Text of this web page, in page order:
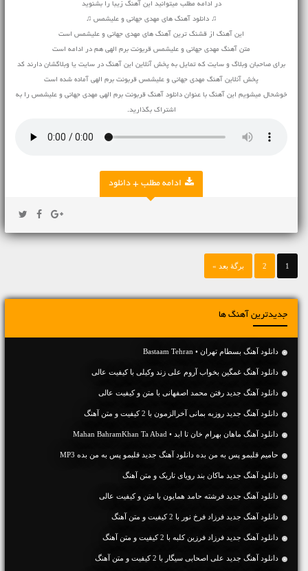
در ادامه مطلب میتوانید این آهنگ زیبا را بشنوید
♫ دانلود آهنگ های مهدی جهانی و علیشمس ♫
این آهنگ از قشنگ ترین آهنگ های مهدی جهانی و علیشمس است
متن آهنگ مهدی جهانی و علیشمس قربونت برم الهی هم در ادامه است
برای صاحبان وبلاگ و سایت که تمایل به پخش آنلاین این آهنگ در سایت یا وبلاگشان دارند کد
پخش آنلاین آهنگ مهدی جهانی و علیشمس قربونت برم الهی آماده شده است
خوشحال میشویم این آهنگ با عنوان دانلود آهنگ قربونت برم الهی مهدی جهانی و علیشمس را به
اشتراک بگذارید.
ادامه مطلب + دانلود
1
2 برگهٔ بعد »
جدیدترین آهنگ ها
دانلود آهنگ بسطام تهران • Bastaam Tehran
دانلود آهنگ غمگین بخواب آروم علی زند وکیلی با کیفیت عالی
دانلود آهنگ جديد رفتن محمد اصفهانی با متن و کیفیت عالی
دانلود آهنگ جديد روزبه بمانی آخرالزمون با 2 کیفیت و متن آهنگ
دانلود آهنگ ماهان بهرام خان تا ابد • Mahan BahramKhan Ta Abad
حامیم قلبمو پس به من بده دانلود آهنگ جدید قلبمو پس به من بده MP3
دانلود آهنگ جديد ماکان بند رویای تاریک و متن آهنگ
دانلود آهنگ جديد فرشته حامد همایون با متن و کیفیت عالی
دانلود آهنگ جديد فرزاد فرخ نور با 2 کیفیت و متن آهنگ
دانلود آهنگ جديد فرزاد فرزین کلبه با 2 کیفیت و متن آهنگ
دانلود آهنگ جديد علی اصحابی سیگار با 2 کیفیت و متن آهنگ